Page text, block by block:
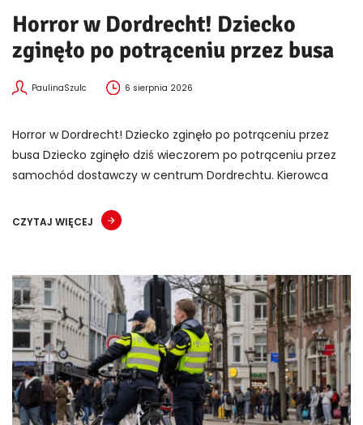
Horror w Dordrecht! Dziecko
zginęło po potrąceniu przez busa
PaulinaSzulc 6 sierpnia 2026
Horror w Dordrecht! Dziecko zginęło po potrąceniu przez
busa Dziecko zginęło dziś wieczorem po potrąceniu przez
samochód dostawczy w centrum Dordrechtu. Kierowca
CZYTAJ WIĘCEJ